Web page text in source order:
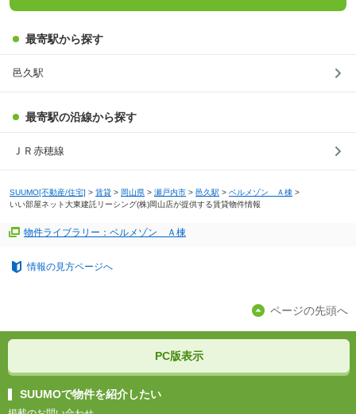
最寄駅から探す
邑久駅
最寄駅の沿線から探す
ＪＲ赤穂線
SUUMO[不動産/住宅] > 賃貸 > 岡山県 > 瀬戸内市 > 邑久駅 > ベルメゾン Ａ棟 >
いい部屋ネット大東建託リーシング(株)岡山店が提供する賃貸物件情報
物件ライブラリー：ベルメゾン Ａ棟
情報の見方ページへ
ページの先頭へ
PC版表示
SUUMOで物件を紹介したい